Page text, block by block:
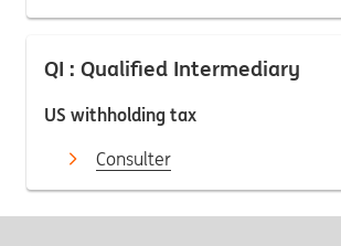
QI : Qualified Intermediary
US withholding tax
Consulter